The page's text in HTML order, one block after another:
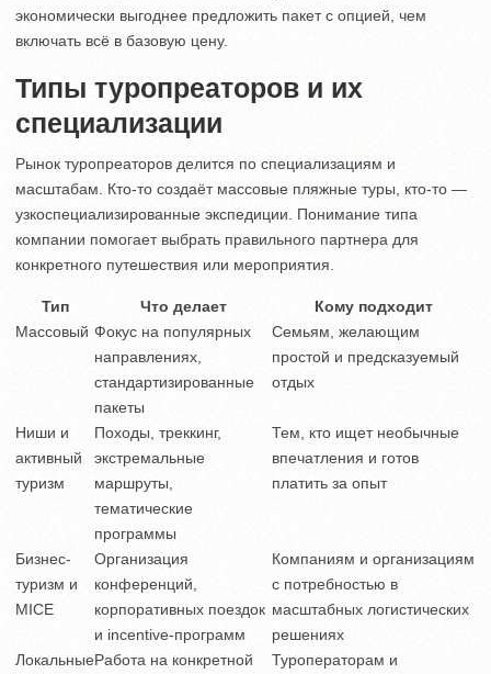
экономически выгоднее предложить пакет с опцией, чем
включать всё в базовую цену.
Типы туропреаторов и их
специализации
Рынок туропреаторов делится по специализациям и
масштабам. Кто-то создаёт массовые пляжные туры, кто-то —
узкоспециализированные экспедиции. Понимание типа
компании помогает выбрать правильного партнера для
конкретного путешествия или мероприятия.
Тип Что делает
Кому подходит
Массовый Фокус на популярных
направлениях,
стандартизированные
пакеты
Семьям, желающим
простой и предсказуемый
отдых
Ниши и
активный
туризм
Походы, треккинг,
экстремальные
маршруты,
тематические
программы
Тем, кто ищет необычные
впечатления и готов
платить за опыт
Бизнес-
туризм и
MICE
Организация
конференций,
корпоративных поездок
и incentive-программ
Компаниям и организациям
с потребностью в
масштабных логистических
решениях
ЛокальныеРабота на конкретной
Туроператорам и